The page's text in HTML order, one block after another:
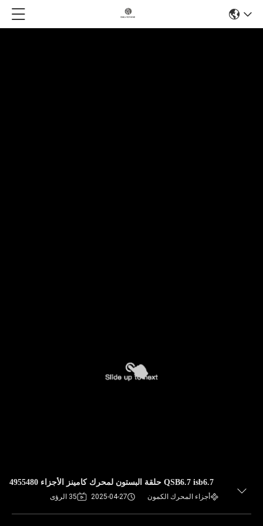
QSB6.7 isb6.7 حلقة البستون لمحرك كامينز الأجزاء 4955480
أجزاء المحرك الكمون 2025-04-27 35 الرؤى